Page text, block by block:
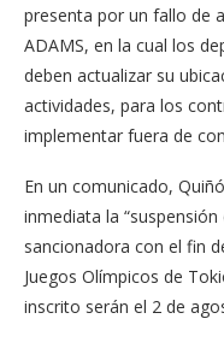
presenta por un fallo de
ADAMS, en la cual los
deben actualizar su
actividades, para los
implementar fuera de
En un comunicado,
inmediata la
sancionadora con el fin
Juegos Olímpicos de
inscrito serán el 2 de